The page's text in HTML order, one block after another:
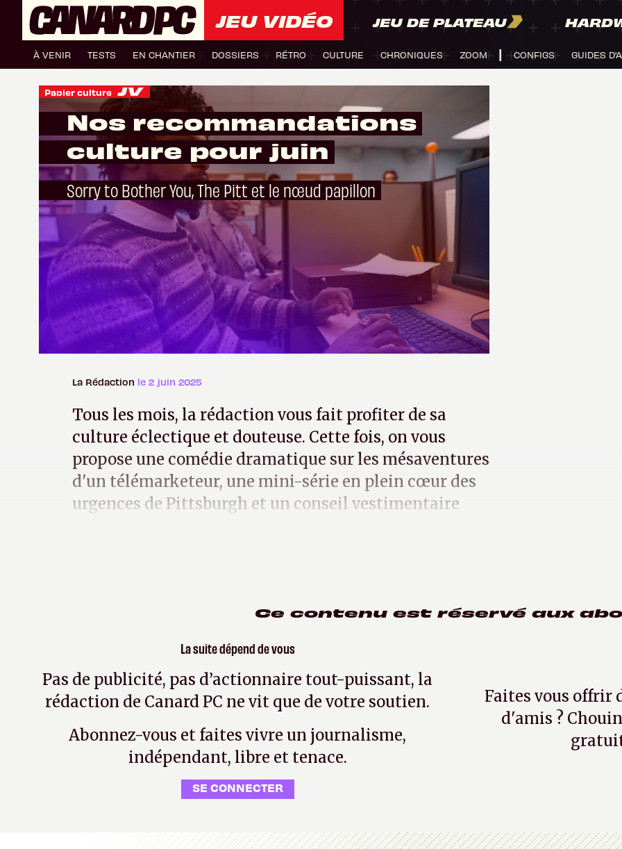
JEU VIDÉO JEU DE PLATEAU
À VENIR TESTS EN CHANTIER DOSSIERS RÉTRO CULTURE CHRONIQUES ZOOM CONFIGS GUIDES
Papier culture
Nos recommandations
culture pour juin
Sorry to Bother You, The Pitt et le nœud papillon
La Rédaction le 2 juin 2025
Tous les mois, la rédaction vous fait profiter de sa
culture éclectique et douteuse. Cette fois, on vous
propose une comédie dramatique sur les mésaventures
d'un télémarketeur, une mini-série en plein cœur des
urgences de Pittsburgh et un conseil vestimentaire
Ce contenu est réservé aux
La suite dépend de vous
Pas de publicité, pas d’actionnaire tout-puissant, la
rédaction de Canard PC ne vit que de votre soutien.
Abonnez-vous et faites vivre un journalisme,
indépendant, libre et tenace.
SE CONNECTER
Faites vous offrir
d'amis ?